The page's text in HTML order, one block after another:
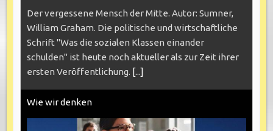
Der vergessene Mensch der Mitte. Autor: Sumner,
William Graham. Die politische und wirtschaftliche
Schrift "Was die sozialen Klassen einander
schulden" ist heute noch aktueller als zur Zeit ihrer
ersten Veröffentlichung. [...]
Wie wir denken